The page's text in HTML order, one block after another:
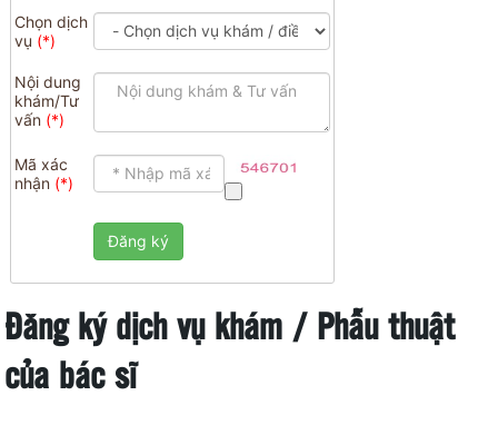
Chọn dịch
vụ
Nội dung
khám/Tư
vấn
Mã xác
nhận
Đăng ký dịch vụ khám / Phẫu thuật
của bác sĩ